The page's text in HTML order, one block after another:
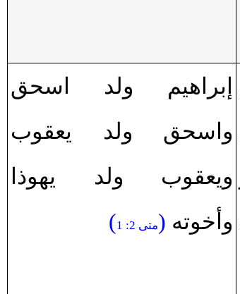
إبراهيم ولد اسحق
واسحق ولد يعقوب
ويعقوب ولد يهوذا
وأخوته (متى 2: 1 )